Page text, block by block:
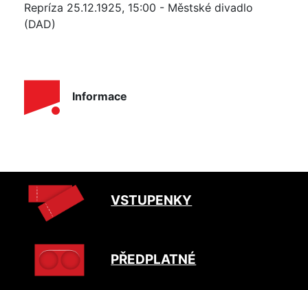
Repríza 25.12.1925, 15:00 - Městské divadlo
(DAD)
Informace
VSTUPENKY
PŘEDPLATNÉ